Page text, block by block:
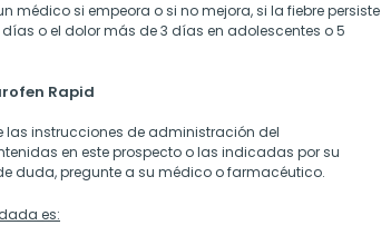
médico si empeora o si no mejora, si la fiebre persiste
o el dolor más de 3 días en adolescentes o 5
Rapid
las instrucciones de administración del
en este prospecto o las indicadas por su
duda, pregunte a su médico o farmacéutico.
es: